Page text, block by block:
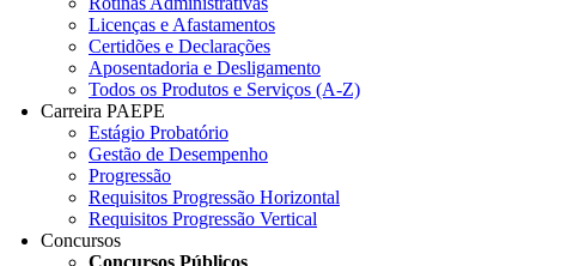
Licenças e Afastamentos
Certidões e Declarações
Aposentadoria e Desligamento
Todos os Produtos e Serviços (A-Z)
Carreira PAEPE
Estágio Probatório
Gestão de Desempenho
Progressão
Requisitos Progressão Horizontal
Requisitos Progressão Vertical
Concursos
Concursos Públicos